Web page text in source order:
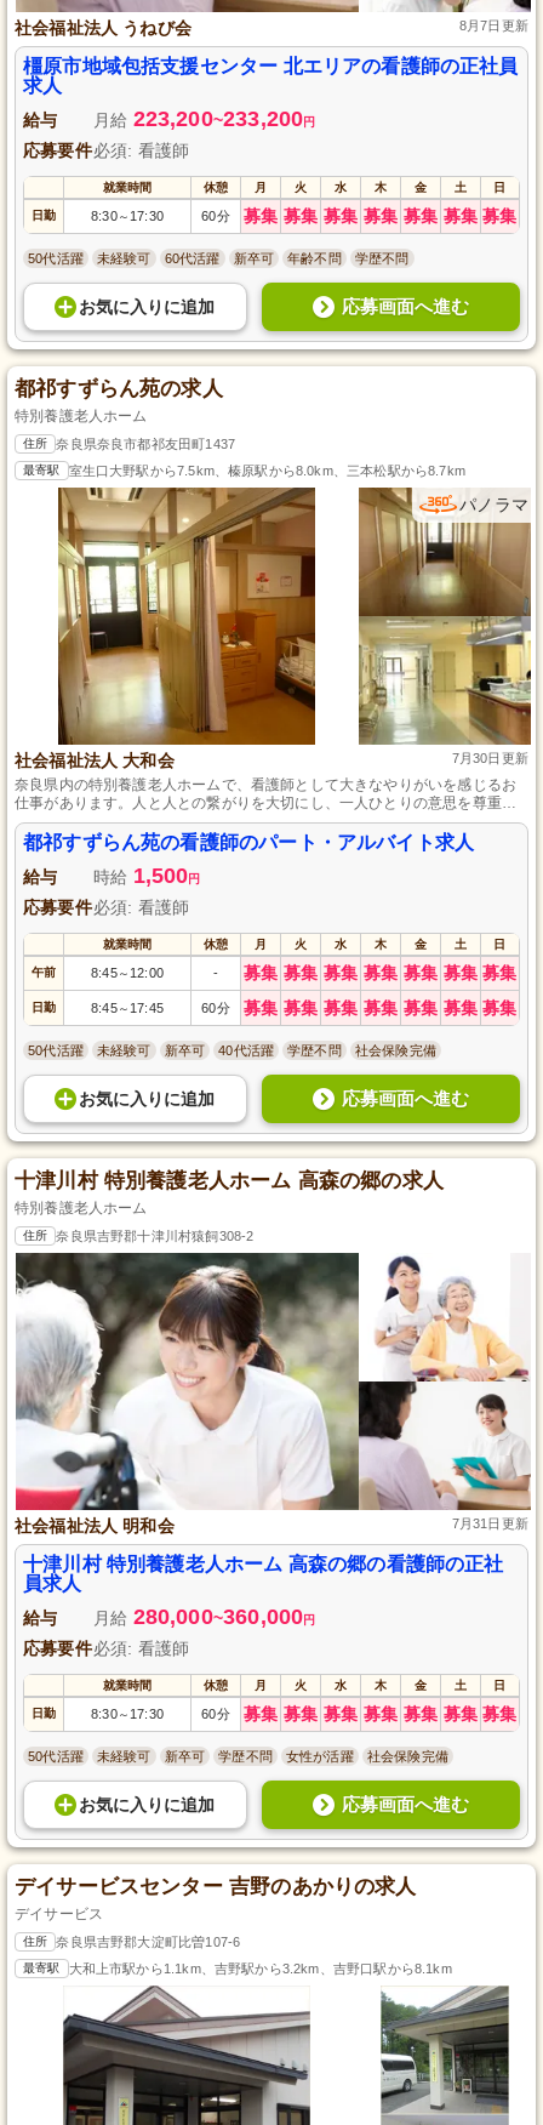
社会福祉法人 うねび会 8月7日更新
橿原市地域包括支援センター 北エリアの看護師の正社員
求人
給与 月給 223,200~233,200円
応募要件必須: 看護師
就業時間 休憩 月 火 水 木 金 土 日
日勤 8:30～ 17:30 60分 募集 募集 募集 募集 募集 募集 募集
50代活躍 未経験可 60代活躍 新卒可 年齢不問 学歴不問
お気に入り に追加 応募画面へ進む
都祁すずらん苑の求人
特別養護老人ホーム
住所 奈良県奈良市都祁友田町1437
最寄駅 室生口大野駅から7.5km、榛原駅から8.0km、三本松駅から8.7km
パノラマ
社会福祉法人 大和会 7月30日更新
奈良県内の特別養護老人ホームで、看護師として大きなやりがいを感じるお
仕事があります。人と人との繋がりを大切にし、一人ひとりの意思を尊重す
る職場で、看護師として未経験からでもスタートできます。ご利用者さまと
のコミュニケーションを通じて、服薬管理やバイタルチェックなどの看護業
務全般に携わり、地域社会に貢献しませんか。
都祁すずらん苑の看護師のパート・アルバイト求人
給与 時給 1,500円
応募要件必須: 看護師
就業時間 休憩 月 火 水 木 金 土 日
午前 8:45～ 12:00 - 募集 募集 募集 募集 募集 募集 募集
日勤 8:45～ 17:45 60分 募集 募集 募集 募集 募集 募集 募集
50代活躍 未経験可 新卒可 40代活躍 学歴不問 社会保険完備
お気に入り に追加 応募画面へ進む
十津川村 特別養護老人ホーム 高森の郷の求人
特別養護老人ホーム
住所 奈良県吉野郡十津川村猿飼308-2
社会福祉法人 明和会 7月31日更新
十津川村 特別養護老人ホーム 高森の郷の看護師の正社
員求人
給与 月給 280,000~360,000円
応募要件必須: 看護師
就業時間 休憩 月 火 水 木 金 土 日
日勤 8:30～ 17:30 60分 募集 募集 募集 募集 募集 募集 募集
50代活躍 未経験可 新卒可 学歴不問 女性が活躍 社会保険完備
お気に入り に追加 応募画面へ進む
デイサービスセンター 吉野のあかりの求人
デイサービス
住所 奈良県吉野郡大淀町比曽107-6
最寄駅 大和上市駅から1.1km、吉野駅から3.2km、吉野口駅から8.1km